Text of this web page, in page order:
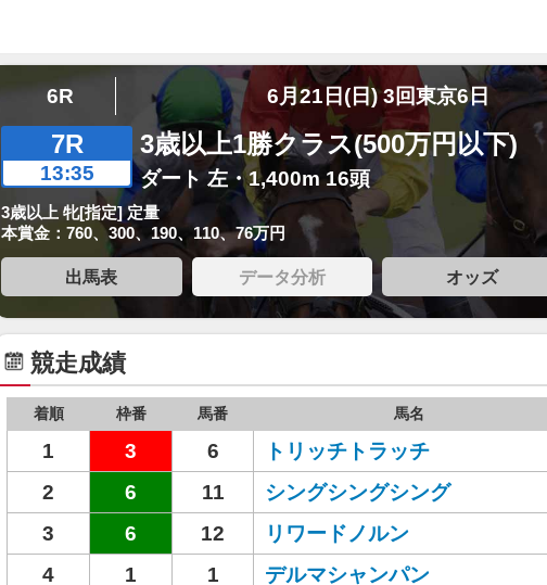
6R 6月21日(日) 3回東京6日
7R
13:35
3歳以上1勝クラス(500万円以下)
ダート 左・1,400m 16頭
3歳以上 牝[指定] 定量
本賞金：760、300、190、110、76万円
出馬表 データ分析 オッズ
競走成績
着順 枠番 馬番 馬名
1 3 6 トリッチトラッチ
2
6 11 シングシングシング
3
6 12 リワードノルン
4
1 1 デルマシャンパン